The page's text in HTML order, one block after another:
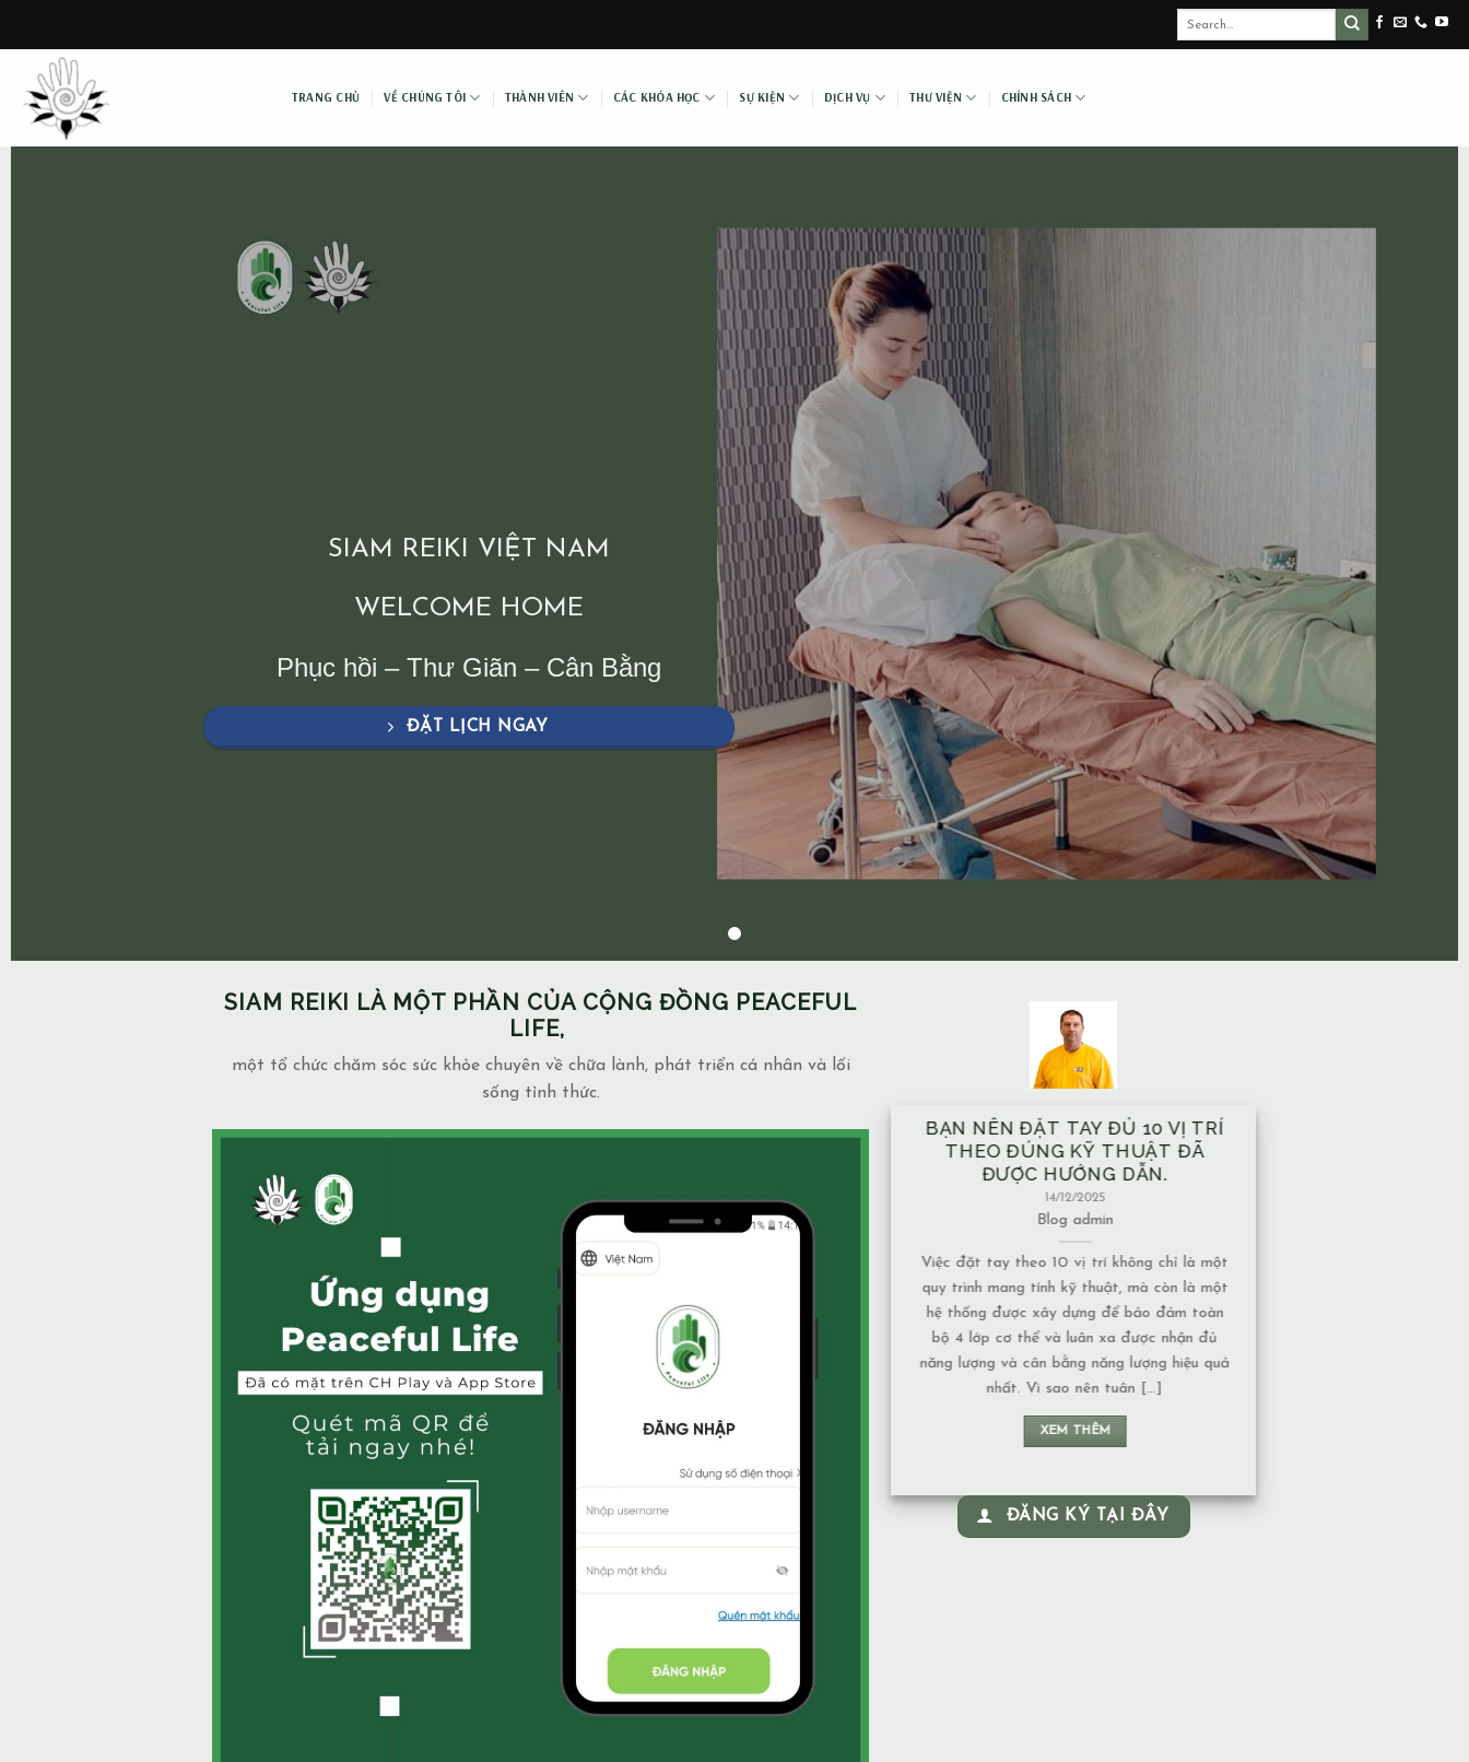
content
TRANG CHỦ VỀ CHÚNG TÔI THÀNH VIÊN CÁC KHÓA HỌC SỰ KIỆN DỊCH VỤ THƯ VIỆN CHÍNH SÁCH
SIAM REIKI VIỆT NAM
WELCOME HOME
Phục hồi – Thư Giãn – Cân Bằng
ĐẶT LỊCH NGAY
SIAM REIKI LÀ MỘT PHẦN CỦA CỘNG ĐỒNG PEACEFUL
LIFE,
một tổ chức chăm sóc sức khỏe chuyên về chữa lành, phát triển cá nhân và lối
sống tỉnh thức.
BẠN NÊN ĐẶT TAY ĐỦ 10 VỊ TRÍ
14/12/2025
Blog admin
Việc đặt tay theo 10 vị trí không chỉ là một
hệ thống được xây dựng để bảo đảm toàn
bộ 4 lớp cơ thể và luân xa được nhận đủ
năng lượng và cân bằng năng lượng hiệu quả
nhất. Vì sao nên tuân [...]
XEM THÊM
NHÀ XÂY TRÊN MẠCH NƯỚC
NGẦM CÓ ẢNH HƯỞNG GÌ VỀ
MẶT NĂNG LƯỢNG KHÔNG?
13/12/2025
Blogadmin
Mạch nước ngầm có nhiều dạng khác nhau,
và mức độ ảnh hưởng về năng lượng cũng
phụ thuộc vào tính chất của nguồn nước: 1.
Nước chảy hay nước đọng – Nếu là nước
chảy, năng lượng thường chuyển động liên
tục nên không tạo ra ứ đọng. – Nếu là nước
đọng, lâu [...]
ĐĂNG KÝ TẠI ĐÂY